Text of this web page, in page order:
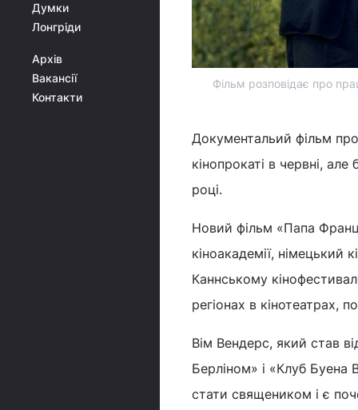
Думки
Лонгріди
Архів
Вакансії
Контакти
Фільм розповідає про
Документальий фільм
кінопрокаті в червні,
році.
Новий фільм «Папа
кіноакадемії,
Каннському
регіонах в кінотеатрах,
Вім Вендерс, який став
Берліном» і «Клуб Буена
стати священиком і є